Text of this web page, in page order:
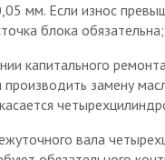
мм. Если износ
блока обязательна;
капитального
замену
вала